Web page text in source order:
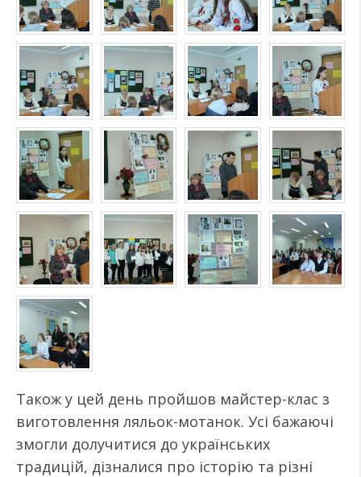
Також у цей день пройшов майстер-клас з
виготовлення ляльок-мотанок. Усі бажаючі
змогли долучитися до українських
традицій, дізналися про історію та різні